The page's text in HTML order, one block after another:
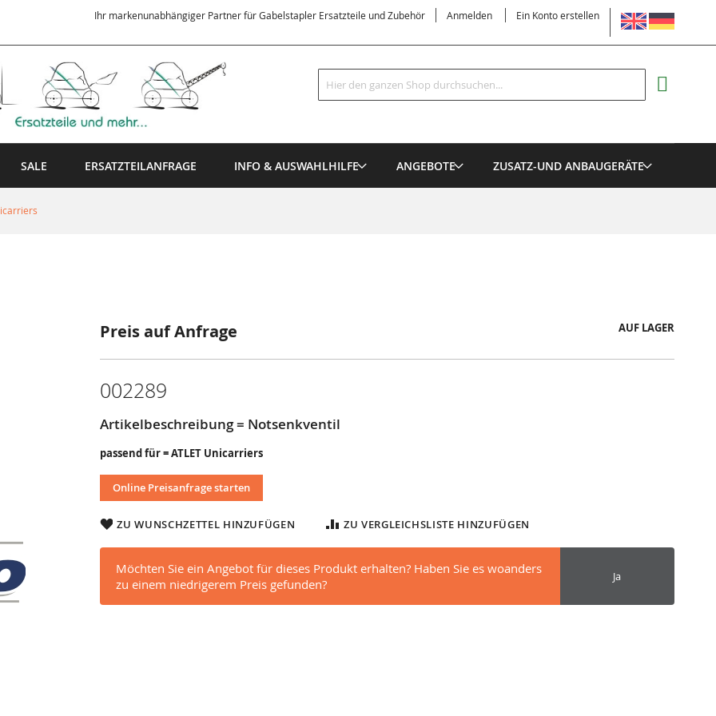
SPRACHE
Ihr markenunabhängiger Partner für Gabelstapler Ersatzteile und Zubehör Anmelden Ein Konto erstellen
Suche
Suche
SALE ERSATZTEILANFRAGE INFO & AUSWAHLHILFE ANGEBOTE ZUSATZ-UND ANBAUGERÄTE
Preis auf Anfrage AUF LAGER
002289
Artikelbeschreibung = Notsenkventil
passend für = ATLET Unicarriers
Online Preisanfrage starten
ZU WUNSCHZETTEL HINZUFÜGEN ZU VERGLEICHSLISTE HINZUFÜGEN
Möchten Sie ein Angebot für dieses Produkt erhalten? Haben Sie es woanders
zu einem niedrigerem Preis gefunden?
Ja